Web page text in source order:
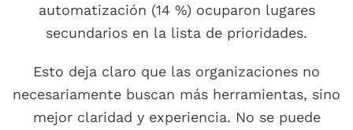
automatización (14 %) ocuparon lugares
secundarios en la lista de prioridades.
Esto deja claro que las organizaciones no
necesariamente buscan más herramientas, sino
mejor claridad y experiencia. No se puede